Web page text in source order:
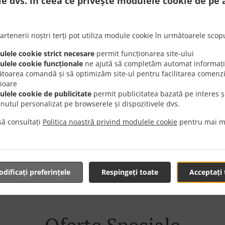
noștri terți pot utiliza module cookie în următoarele
cookie strict necesare permit funcționarea site-ului
cookie funcționale ne ajută să completăm automat
comandă și să optimizăm site-ul pentru facilitarea
cookie de publicitate permit publicitatea bazată pe interes
personalizat pe browserele și dispozitivele dvs.
consultați Politica noastră privind modulele cookie pentru mai
Acceptați
Respingeți toate
preferințele
Cu Livrare În
București Băneasa și suntem încântați să preluăm
online și plasează comanda atunci când te-ai decis
1 minut noi vom confirma comanda ta și îți vom afișa